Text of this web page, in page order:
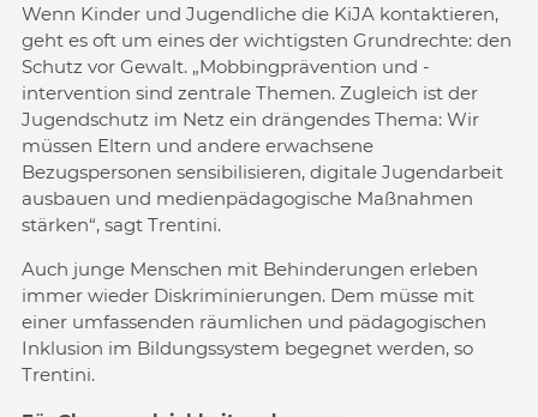
Wenn Kinder und Jugendliche die KiJA kontaktieren,
geht es oft um eines der wichtigsten Grundrechte: den
Schutz vor Gewalt. „Mobbingprävention und -
intervention sind zentrale Themen. Zugleich ist der
Jugendschutz im Netz ein drängendes Thema: Wir
müssen Eltern und andere erwachsene
Bezugspersonen sensibilisieren, digitale Jugendarbeit
ausbauen und medienpädagogische Maßnahmen
stärken“, sagt Trentini.
Auch junge Menschen mit Behinderungen erleben
immer wieder Diskriminierungen. Dem müsse mit
einer umfassenden räumlichen und pädagogischen
Inklusion im Bildungssystem begegnet werden, so
Trentini.